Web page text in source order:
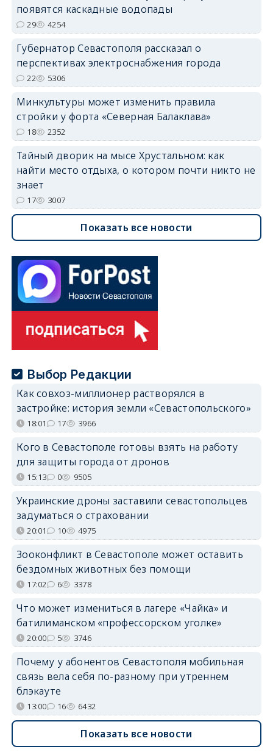
появятся каскадные водопады
29 4254
Губернатор Севастополя рассказал о
перспективах электроснабжения города
22 5306
Минкультуры может изменить правила
стройки у форта «Северная Балаклава»
18 2352
Тайный дворик на мысе Хрустальном: как
найти место отдыха, о котором почти никто не
знает
17 3007
Показать все новости
Выбор Редакции
Как совхоз-миллионер растворялся в
застройке: история земли «Севастопольского»
18:01 17 3966
Кого в Севастополе готовы взять на работу
для защиты города от дронов
15:13 0 9505
Украинские дроны заставили севастопольцев
задуматься о страховании
20:01 10 4975
Зооконфликт в Севастополе может оставить
бездомных животных без помощи
17:02 6 3378
Что может измениться в лагере «Чайка» и
батилиманском «профессорском уголке»
20:00 5 3746
Почему у абонентов Севастополя мобильная
связь вела себя по-разному при утреннем
блэкауте
13:00 16 6432
Показать все новости